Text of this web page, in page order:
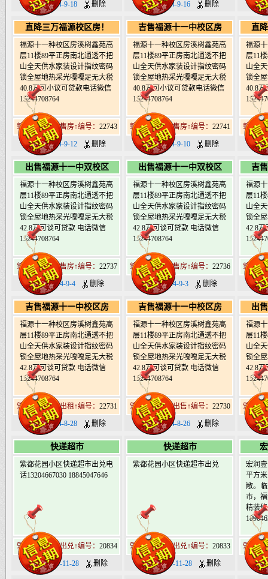
日期：2024-9-18 删除 日期：2024-9-16 删除 日
直降三万福源校区房！
福源十一种校区房溪树鑫苑高
层11楼89平正房南北通透不把
山全天供水家装设计指纹密码
锁全屋地热采光嘎嘎足无大税
40.8万可小议可贷款电话微信
15244708764
肇东北19道街售房↑编号： 22743
日期：2024-9-12 删除
吉售福源十一中校区房
福源十一种校区房溪树鑫苑高
层11楼89平正房南北通透不把
山全天供水家装设计指纹密码
锁全屋地热采光嘎嘎足无大税
40.8万可小议可贷款电话微信
15244708764
肇东北19道街售房↑编号： 22741
日期：2024-9-10 删除
直
福源
层11
山全
锁全
40.8
肇东北
日
出售福源十一中双校区
福源十一种校区房溪树鑫苑高
层11楼89平正房南北通透不把
山全天供水家装设计指纹密码
锁全屋地热采光嘎嘎足无大税
42.8万可谈可贷款 电话微信
15244708764
肇东北19道街售房↑编号： 22737
日期：2024-9-4 删除
出售福源十一中双校区
福源十一种校区房溪树鑫苑高
层11楼89平正房南北通透不把
山全天供水家装设计指纹密码
锁全屋地热采光嘎嘎足无大税
42.8万可谈可贷款 电话微信
15244708764
肇东北19道街售房↑编号： 22736
日期：2024-9-3 删除
吉
福源
层11
山全
锁全
42.8
肇东北
日
吉售福源十一中校区房
福源十一种校区房溪树鑫苑高
层11楼89平正房南北通透不把
山全天供水家装设计指纹密码
锁全屋地热采光嘎嘎足无大税
42.8万可谈可贷款 电话微信
15244708764
肇东北19道街出租↑编号： 22731
日期：2024-8-28 删除
吉售福源十一中校区房
福源十一种校区房溪树鑫苑高
层11楼89平正房南北通透不把
山全天供水家装设计指纹密码
锁全屋地热采光嘎嘎足无大税
42.8万可谈可贷款 电话微信
15244708764
肇东北19道街出售↑编号： 22730
日期：2024-8-26 删除
出
福源
层11
山全
锁全
42.8
肇东北
日
快递超市
紫都花园小区快递超市出兑电
话13204667030 18845047646
肇东北19道街出兑↑编号： 20834
日期：2023-11-28 删除
快递超市
紫都花园小区快递超市出兑
肇东北19道街出兑↑编号： 20833
日期：2023-11-28 删除
宏润
平方
敞。
市，
精装
肇东北
日